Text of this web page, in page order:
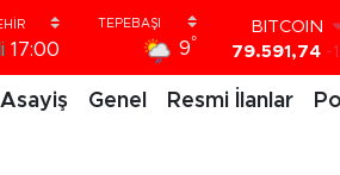
17:00 9°
DOLAR
45,43620
53,38690
Asayiş Genel Resmi İlanlar